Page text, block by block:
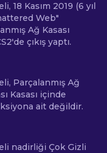
18 Kasım 2019 (6 yıl
Web"
Ağ Kasası
çıkış yaptı.
Parçalanmış Ağ
Kasası içinde
ait değildir.
nadirliği Çok Gizli